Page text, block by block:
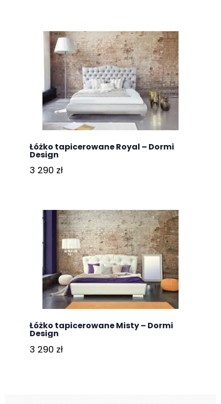
Łóżko tapicerowane Royal – Dormi
Design
3 290 zł
Łóżko tapicerowane Misty – Dormi
Design
3 290 zł